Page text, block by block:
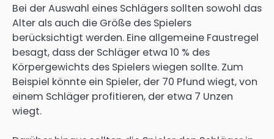
Bei der Auswahl eines Schlägers sollten sowohl das
Alter als auch die Größe des Spielers
berücksichtigt werden. Eine allgemeine Faustregel
besagt, dass der Schläger etwa 10 % des
Körpergewichts des Spielers wiegen sollte. Zum
Beispiel könnte ein Spieler, der 70 Pfund wiegt, von
einem Schläger profitieren, der etwa 7 Unzen
wiegt.